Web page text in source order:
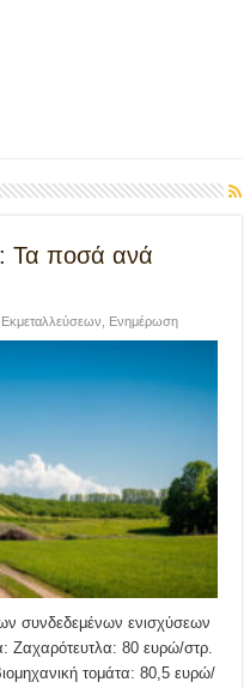
Τα ποσά ανά
Εκμεταλλεύσεων Ενημέρωση
συνδεδεμένων ενισχύσεων
Ζαχαρότευτλα: 80 ευρώ/στρ.
τομάτα: 80,5 ευρώ/